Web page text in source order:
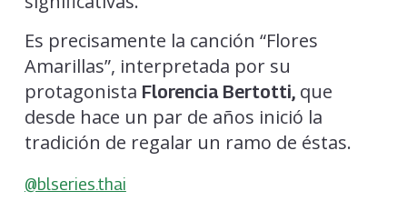
Es precisamente la canción “Flores
Amarillas”, interpretada por su
protagonista Florencia Bertotti,que
desde hace un par de años inició la
tradición de regalar un ramo de éstas.
@blseries.thai